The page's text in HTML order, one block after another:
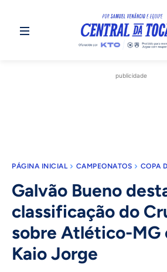
publicidade
PÁGINA INICIAL CAMPEONATOS COPA
Galvão Bueno
classificação do
sobre Atlético-MG
Kaio Jorge